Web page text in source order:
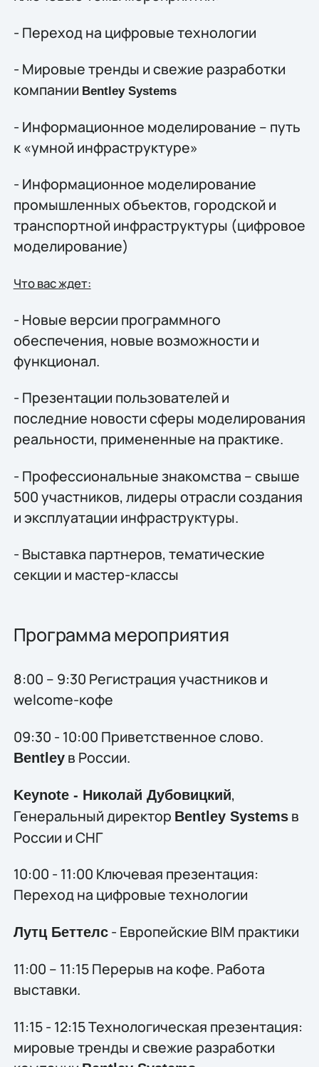
- Переход на цифровые технологии
- Мировые тренды и свежие разработки
компании Bentley Systems
- Информационное моделирование – путь
к «умной инфраструктуре»
- Информационное моделирование
промышленных объектов, городской и
транспортной инфраструктуры (цифровое
моделирование)
Что вас ждет:
- Новые версии программного
обеспечения, новые возможности и
функционал.
- Презентации пользователей и
последние новости сферы моделирования
реальности, примененные на практике.
- Профессиональные знакомства – свыше
500 участников, лидеры отрасли создания
и эксплуатации инфраструктуры.
- Выставка партнеров, тематические
секции и мастер-классы
Программа мероприятия
8:00 – 9:30 Регистрация участников и
welcome-кофе
09:30 - 10:00 Приветственное слово.
Bentleyв России.
Keynote - Николай Дубовицкий,
Генеральный директор Bentley Systemsв
России и СНГ
10:00 - 11:00 Ключевая презентация:
Переход на цифровые технологии
Лутц Беттелс- Европейские BIM практики
11:00 – 11:15 Перерыв на кофе. Работа
выставки.
11:15 - 12:15 Технологическая презентация:
мировые тренды и свежие разработки